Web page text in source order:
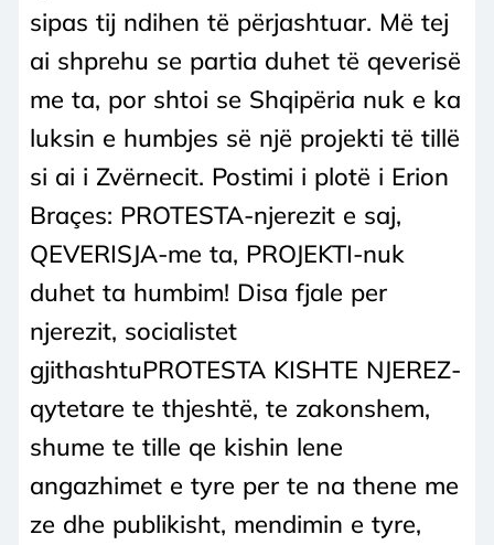
sipas tij ndihen të përjashtuar. Më tej
ai shprehu se partia duhet të qeverisë
me ta, por shtoi se Shqipëria nuk e ka
luksin e humbjes së një projekti të tillë
si ai i Zvërnecit. Postimi i plotë i Erion
Braçes: PROTESTA-njerezit e saj,
QEVERISJA-me ta, PROJEKTI-nuk
duhet ta humbim! Disa fjale per
njerezit, socialistet
gjithashtuPROTESTA KISHTE NJEREZ-
qytetare te thjeshtë, te zakonshem,
shume te tille qe kishin lene
angazhimet e tyre per te na thene me
ze dhe publikisht, mendimin e tyre,